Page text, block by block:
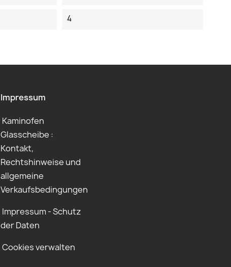
4
Impressum
Kaminofen
Glasscheibe :
Kontakt,
Rechtshinweise und
allgemeine
Verkaufsbedingungen
Impressum - Schutz
der Daten
Cookies verwalten